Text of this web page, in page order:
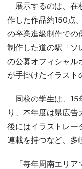
展示するのは、在
作した作品約150点
の卒業進級制作での
制作した道の駅「ソ
の公募オフィシャル
が手掛けたイラスト
同校の学生は、15
り、本年度は県広
後にはイラストレー
連載を持つなど、多
「毎年周南エリア